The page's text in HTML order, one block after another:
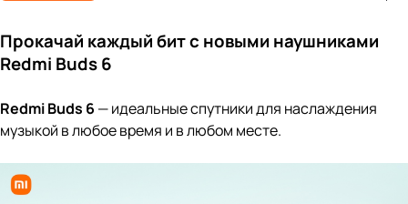
Прокачай каждый бит с новыми наушниками
Redmi Buds 6
Redmi Buds 6 — идеальные спутники для наслаждения
музыкой в любое время и в любом месте.